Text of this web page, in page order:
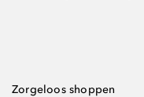
Zorgeloos shoppen